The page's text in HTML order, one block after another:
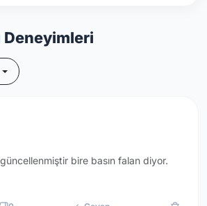
Deneyimleri
bire basın falan diyor.